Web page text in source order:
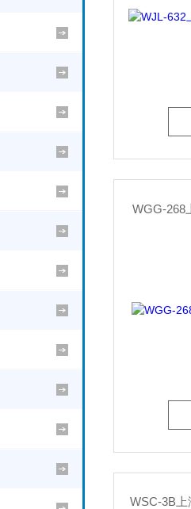
WGG-268
WSC-3B